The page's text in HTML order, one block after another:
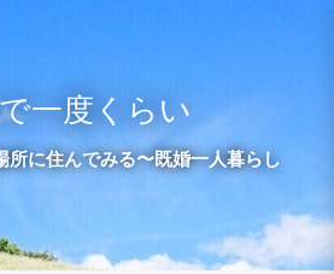
一度くらい
所に住んでみる〜既婚一人暮らし